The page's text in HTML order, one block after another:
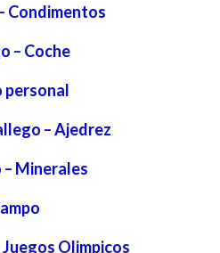
Condimentos
– Coche
personal
– Ajedrez
Minerales
Olimpicos